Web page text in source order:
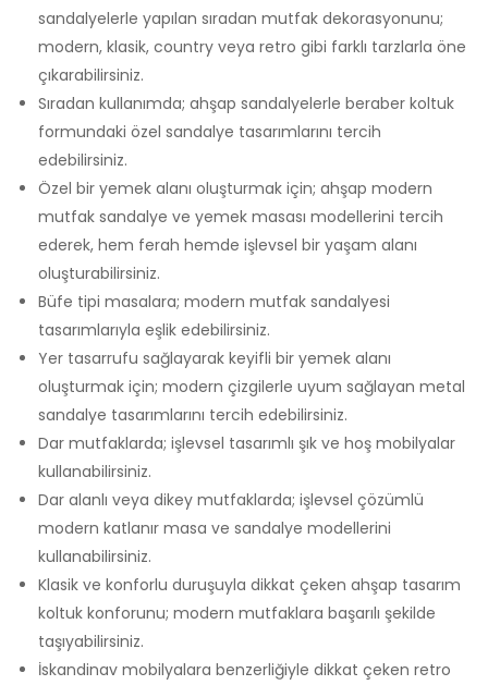
sandalyelerle yapılan sıradan mutfak dekorasyonunu;
modern, klasik, country veya retro gibi farklı tarzlarla öne
çıkarabilirsiniz.
Sıradan kullanımda; ahşap sandalyelerle beraber koltuk
formundaki özel sandalye tasarımlarını tercih
edebilirsiniz.
Özel bir yemek alanı oluşturmak için; ahşap modern
mutfak sandalye ve yemek masası modellerini tercih
ederek, hem ferah hemde işlevsel bir yaşam alanı
oluşturabilirsiniz.
Büfe tipi masalara; modern mutfak sandalyesi
tasarımlarıyla eşlik edebilirsiniz.
Yer tasarrufu sağlayarak keyifli bir yemek alanı
oluşturmak için; modern çizgilerle uyum sağlayan metal
sandalye tasarımlarını tercih edebilirsiniz.
Dar mutfaklarda; işlevsel tasarımlı şık ve hoş mobilyalar
kullanabilirsiniz.
Dar alanlı veya dikey mutfaklarda; işlevsel çözümlü
modern katlanır masa ve sandalye modellerini
kullanabilirsiniz.
Klasik ve konforlu duruşuyla dikkat çeken ahşap tasarım
koltuk konforunu; modern mutfaklara başarılı şekilde
taşıyabilirsiniz.
İskandinav mobilyalara benzerliğiyle dikkat çeken retro